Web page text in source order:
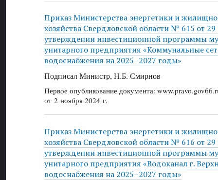
Приказ Министерства энергетики и
хозяйства Свердловской области № 615 от
утверждении инвестиционной программы
унитарного предприятия «Коммунальные
водоснабжения на 2025–2027 годы»
Подписал Министр, Н.Б. Смирнов
Первое опубликование документа:
от 2 ноября 2024 г.
Приказ Министерства энергетики и
хозяйства Свердловской области № 616 от
утверждении инвестиционной программы
унитарного предприятия «Водоканал г.
водоснабжения на 2025–2027 годы»